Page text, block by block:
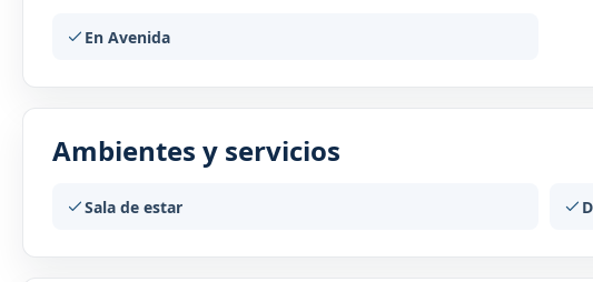
En Avenida
Ambientes y servicios
Sala de estar